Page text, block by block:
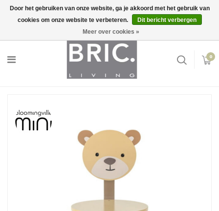
Inloggen
0
Door het gebruiken van onze website, ga je akkoord met het gebruik van
cookies om onze website te verbeteren.
Dit bericht verbergen
Meer over cookies »